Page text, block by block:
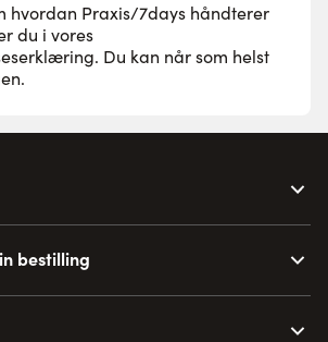
hvordan Praxis/7days håndterer
du i vores
. Du kan når som helst
bestilling